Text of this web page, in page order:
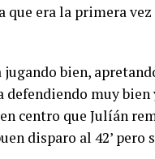
era la primera
bien,
muy bien
centro que Julíán
disparo al 42’ pero